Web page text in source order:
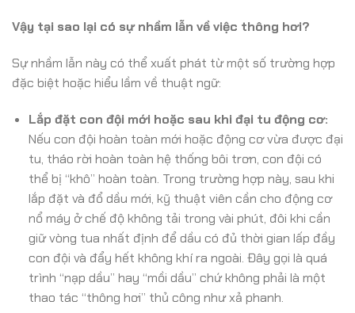
Vậy tại sao lại có sự nhầm lẫn về việc thông hơi?
Sự nhầm lẫn này có thể xuất phát từ một số trường hợp
đặc biệt hoặc hiểu lầm về thuật ngữ:
Lắp đặt con đội mới hoặc sau khi đại tu động cơ:
Nếu con đội hoàn toàn mới hoặc động cơ vừa được đại
tu, tháo rời hoàn toàn hệ thống bôi trơn, con đội có
thể bị “khô” hoàn toàn. Trong trường hợp này, sau khi
lắp đặt và đổ dầu mới, kỹ thuật viên cần cho động cơ
nổ máy ở chế độ không tải trong vài phút, đôi khi cần
giữ vòng tua nhất định để dầu có đủ thời gian lấp đầy
con đội và đẩy hết không khí ra ngoài. Đây gọi là quá
trình “nạp dầu” hay “mồi dầu” chứ không phải là một
thao tác “thông hơi” thủ công như xả phanh.